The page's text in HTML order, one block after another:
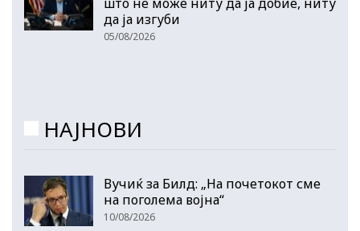
да ја изгуби
05/08/2026
НАЈНОВИ
Вучиќ за Билд: „На почетокот сме
на поголема војна“
10/08/2026